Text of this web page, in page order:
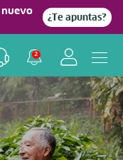
nuevo
¿Te apuntas?
2